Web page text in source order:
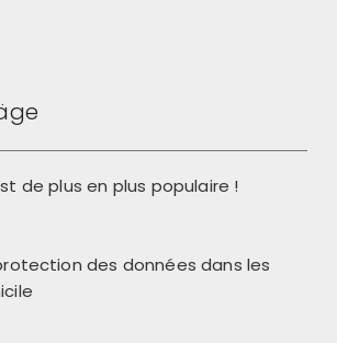
de plus en plus populaire !
des données dans les